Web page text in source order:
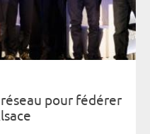
pour fédérer